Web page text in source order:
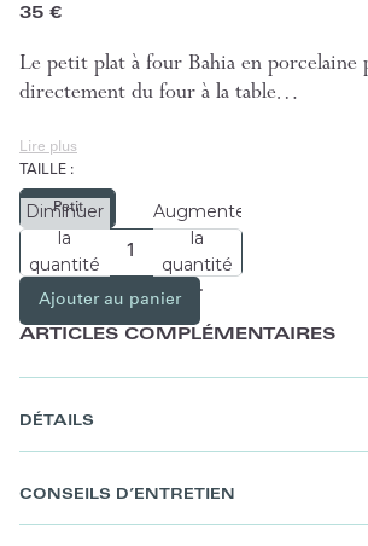
35 €
Le petit plat à four Bahia en porcelaine
directement du four à la table…
Lire plus
TAILLE :
Petit
Diminuer
la
quantité
Augmenter
la
quantité
Ajouter au panier
ARTICLES COMPLÉMENTAIRES
DÉTAILS
CONSEILS D’ENTRETIEN